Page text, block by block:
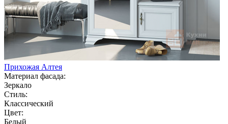
Прихожая Алтея
Материал фасада:
Зеркало
Стиль:
Классический
Цвет:
Белый